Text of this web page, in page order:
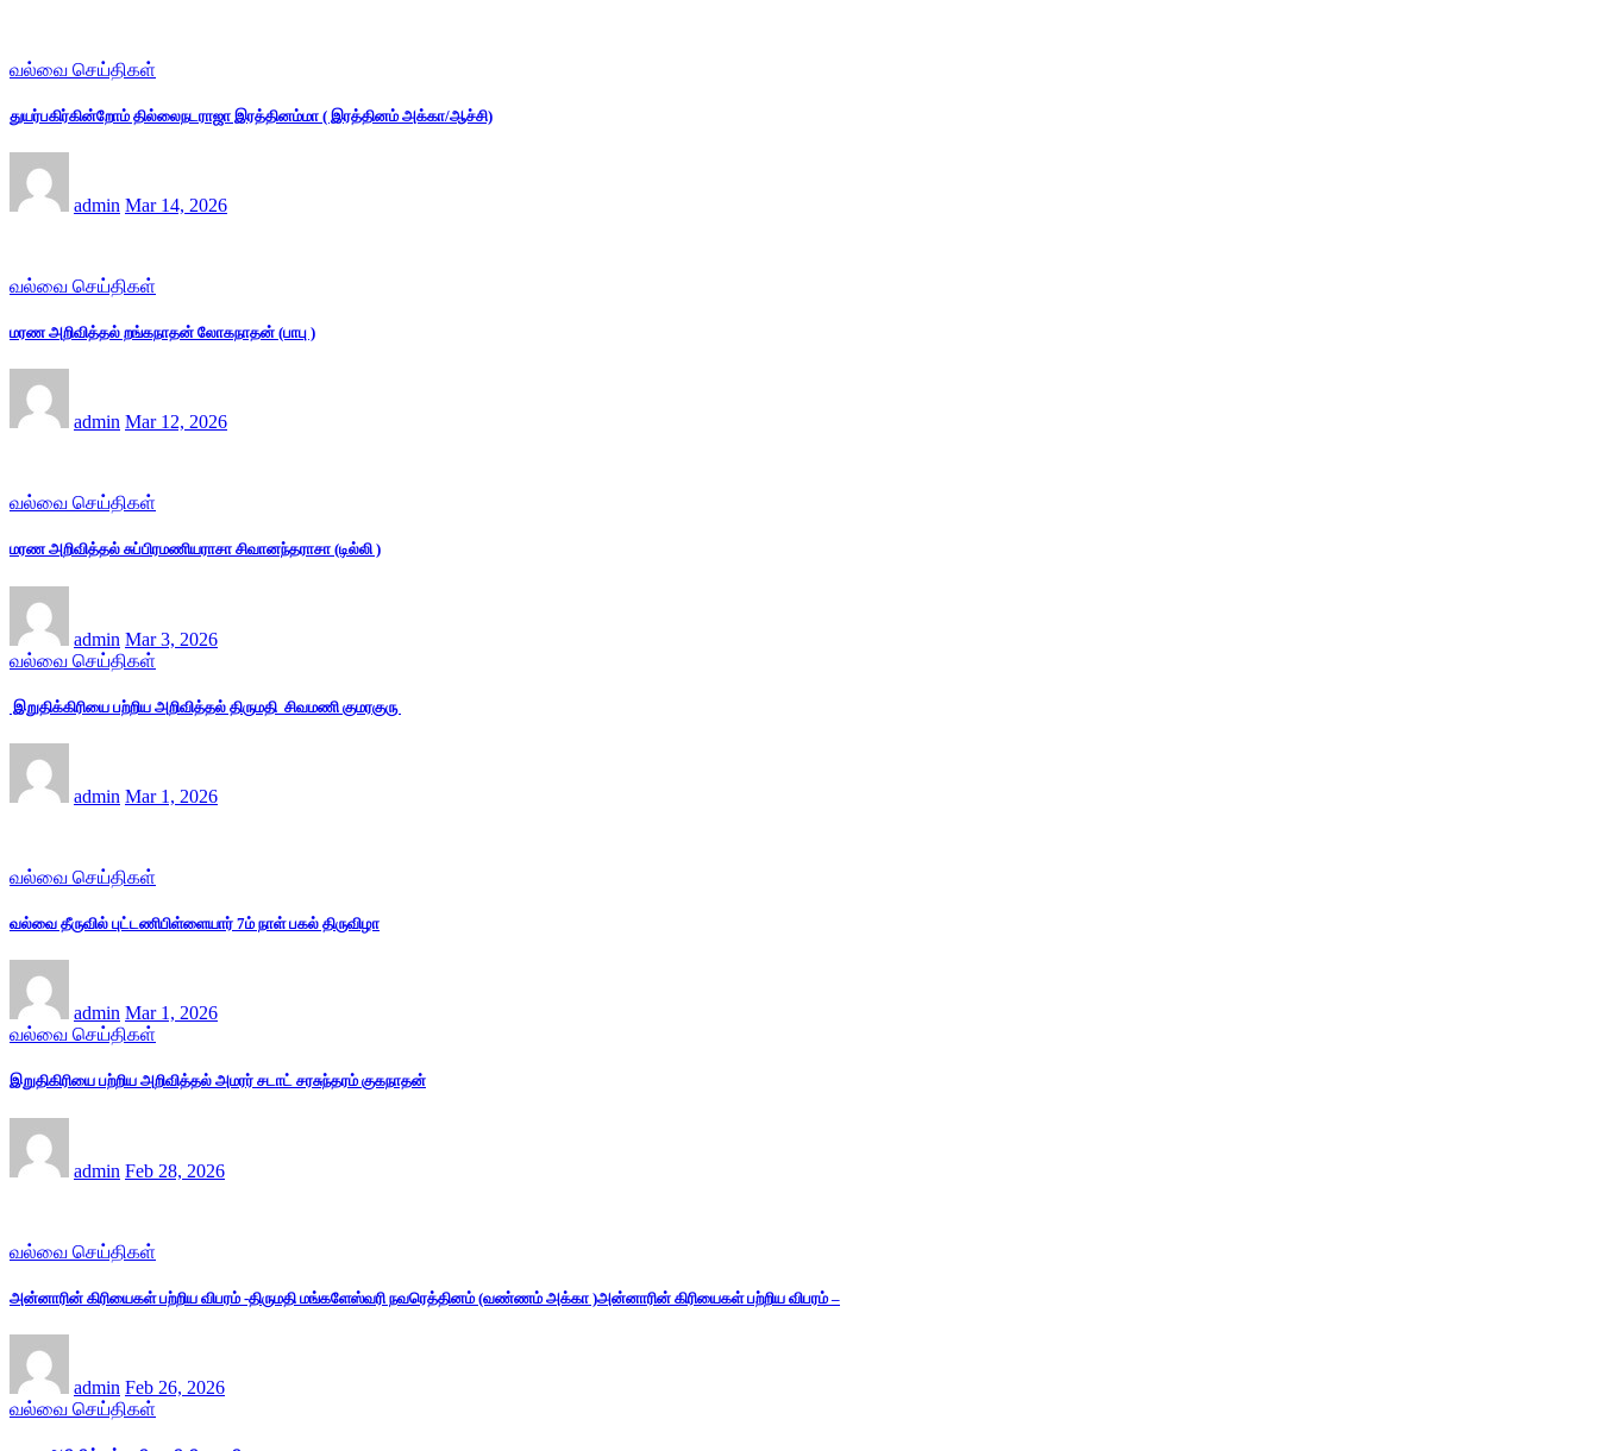
வல்வை செய்திகள்
துயர்பகிர்கின்றோம் தில்லைநடராஜா இரத்தினம்மா ( இரத்தினம் அக்கா/ஆச்சி)
admin Mar 14, 2026
வல்வை செய்திகள்
மரண அறிவித்தல் றங்கநாதன் லோகநாதன் (பாபு )
admin Mar 12, 2026
வல்வை செய்திகள்
மரண அறிவித்தல் சுப்பிரமணியராசா சிவானந்தராசா (டில்லி )
admin Mar 3, 2026
வல்வை செய்திகள்
இறுதிக்கிரியை பற்றிய அறிவித்தல் திருமதி சிவமணி குமரகுரு
admin Mar 1, 2026
வல்வை செய்திகள்
வல்வை தீருவில் புட்டணிபிள்ளையார் 7ம் நாள் பகல் திருவிழா
admin Mar 1, 2026
வல்வை செய்திகள்
இறுதிகிரியை பற்றிய அறிவித்தல் அமரர் சடாட் சரசுந்தரம் குகநாதன்
admin Feb 28, 2026
வல்வை செய்திகள்
அன்னாரின் கிரியைகள் பற்றிய விபரம் -திருமதி மங்களேஸ்வரி நவரெத்தினம் (வண்ணம் அக்கா )அன்னாரின் கிரியைகள் பற்றிய விபரம் –
admin Feb 26, 2026
வல்வை செய்திகள்